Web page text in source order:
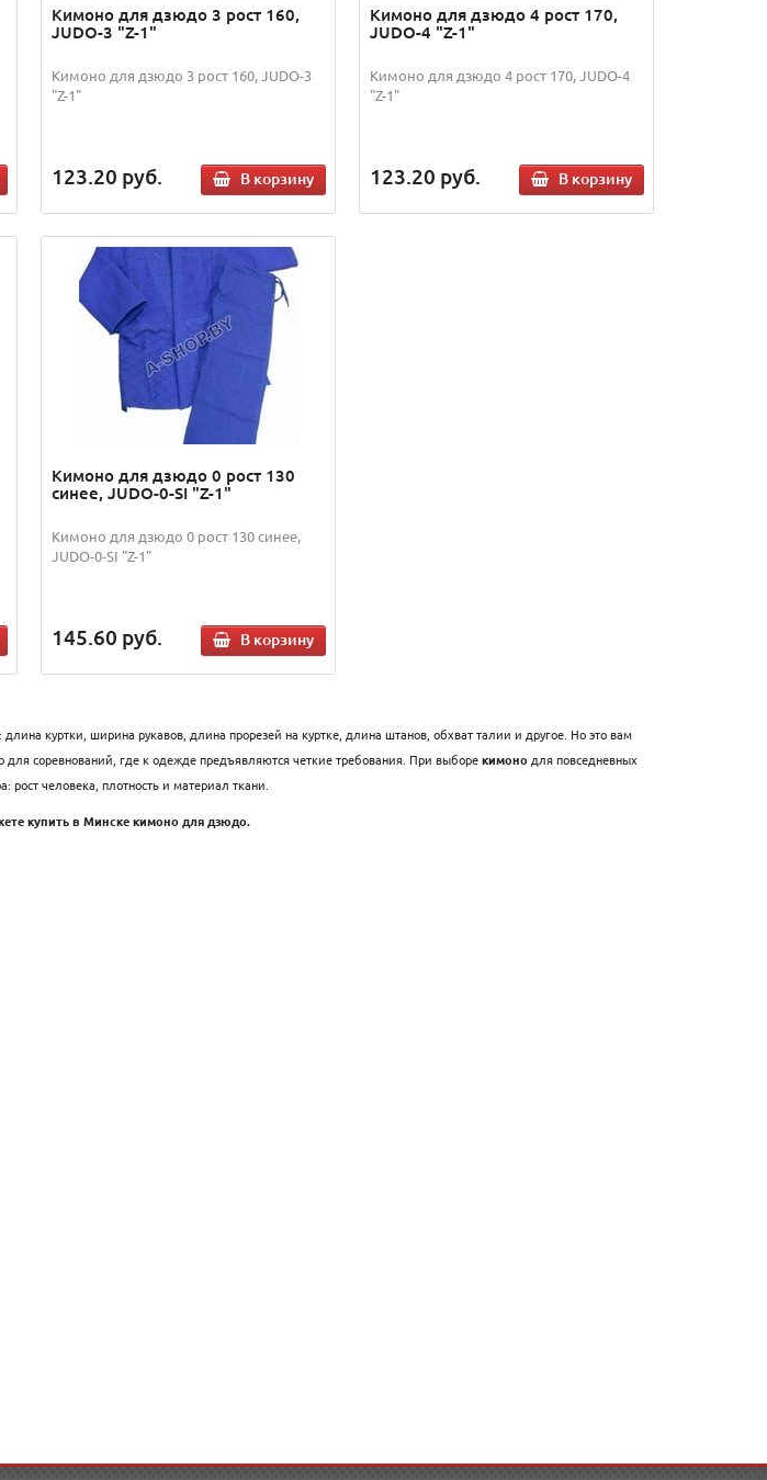
Кимоно для дзюдо 3 рост 160,
JUDO-3 "Z-1"
Кимоно для дзюдо 3 рост 160, JUDO-3
"Z-1"
123.20 руб. В корзину
Кимоно для дзюдо 4 рост 170,
JUDO-4 "Z-1"
Кимоно для дзюдо 4 рост 170, JUDO-4
"Z-1"
123.20 руб. В корзину
Кимоно для дзюдо 0 рост 130
синее, JUDO-0-SI "Z-1"
Кимоно для дзюдо 0 рост 130 синее,
JUDO-0-SI "Z-1"
145.60 руб. В корзину
куртки, ширина рукавов, длина прорезей на куртке, длина штанов, обхват талии и другое. Но это вам
для соревнований, где к одежде предъявляются четкие требования. При выборекимоно для повседневных
рост человека, плотность и материал ткани.
купить в Минске кимоно для дзюдо.